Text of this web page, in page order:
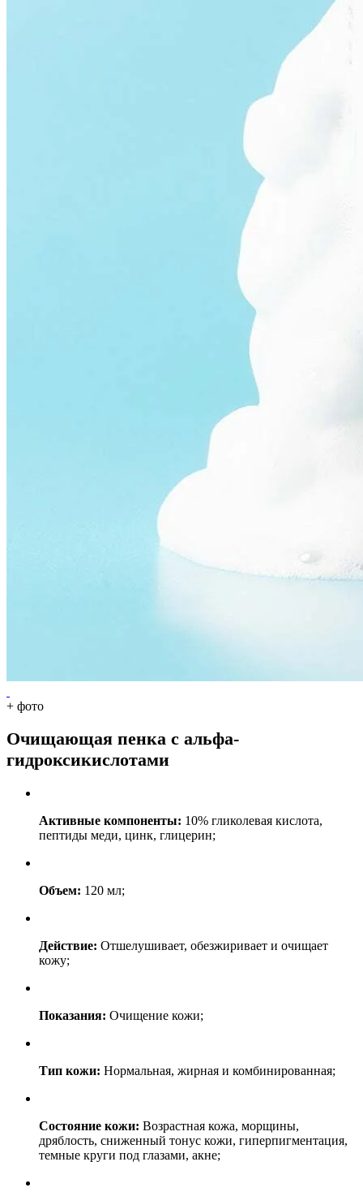
+ фото
Очищающая пенка с альфа-
гидроксикислотами
Активные компоненты: 10% гликолевая кислота,
пептиды меди, цинк, глицерин;
Объем: 120 мл;
Действие: Отшелушивает, обезжиривает и очищает
кожу;
Показания: Очищение кожи;
Тип кожи: Нормальная, жирная и комбинированная;
Состояние кожи: Возрастная кожа, морщины,
дряблость, сниженный тонус кожи, гиперпигментация,
темные круги под глазами, акне;